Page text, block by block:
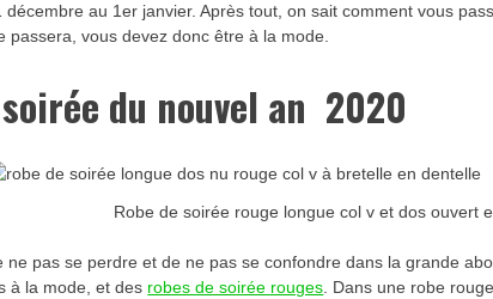
décembre au 1er janvier. Après tout, on sait comment vous
passera, vous devez donc être à la mode.
du nouvel an 2020
Robe de soirée rouge longue col v et dos ouvert
ne pas se perdre et de ne pas se confondre dans la grande
à la mode, et des robes de soirée rouges. Dans une robe